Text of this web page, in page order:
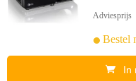
Adviesprijs
Bestel
In